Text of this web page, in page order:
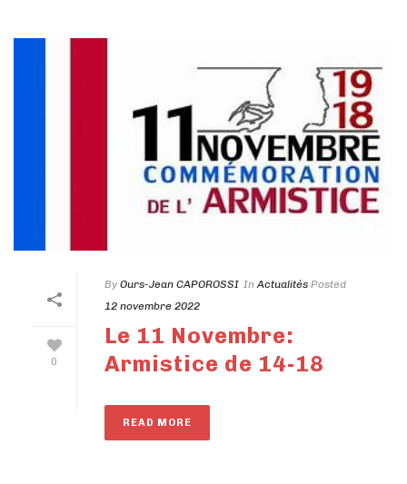
0
ByOurs-Jean CAPOROSSI InActualités Posted
12 novembre 2022
Le 11 Novembre:
Armistice de 14-18
READ MORE